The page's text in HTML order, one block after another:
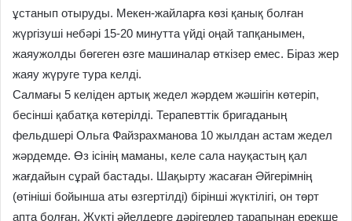
ұстанып отыруды. Мекен-жайларға көзі қанық болған
жүргізуші небәрі 15-20 минутта үйді оңай тапқанымен,
жаяужолды бөгеген өзге машиналар өткізер емес. Біраз жер
жаяу жүруге тура келді.
Салмағы 5 келіден артық жедел жәрдем жәшігін көтеріп,
бесінші қабатқа көтерілді. Терапевттік бригаданың
фельдшері Ольга Файзрахманова 10 жылдан астам жедел
жәрдемде. Өз ісінің маманы, келе сала науқастың қал
жағдайын сұрай бастады. Шақырту жасаған Әйгерімнің
(өтініші бойынша аты өзгертілді) бірінші жүктілігі, он төрт
апта болған. Жүкті әйелдерге дәрігерлер тарапынан ерекше